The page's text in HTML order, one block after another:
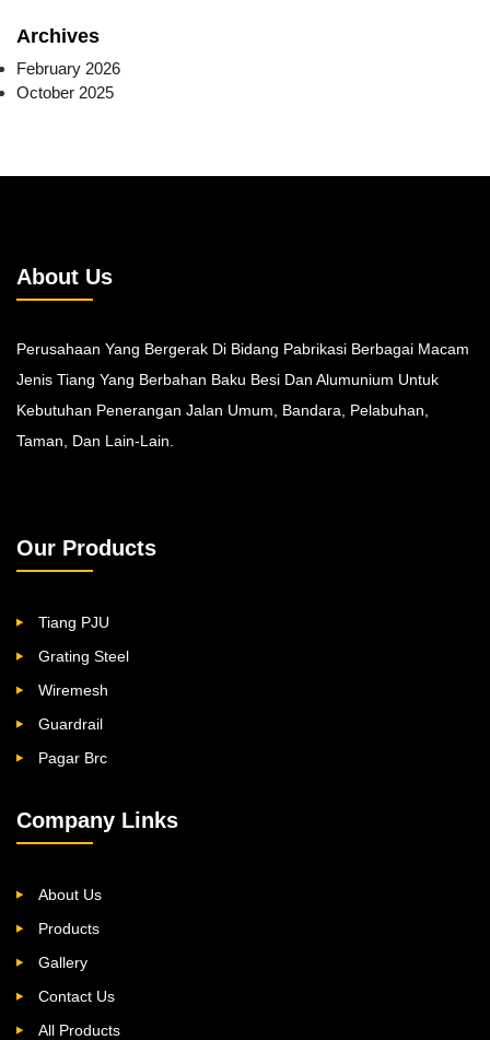
Archives
February 2026
October 2025
About Us
Perusahaan Yang Bergerak Di Bidang Pabrikasi Berbagai Macam
Jenis Tiang Yang Berbahan Baku Besi Dan Alumunium Untuk
Kebutuhan Penerangan Jalan Umum, Bandara, Pelabuhan,
Taman, Dan Lain-Lain.
Our Products
Tiang PJU
Grating Steel
Wiremesh
Guardrail
Pagar Brc
Company Links
About Us
Products
Gallery
Contact Us
All Products